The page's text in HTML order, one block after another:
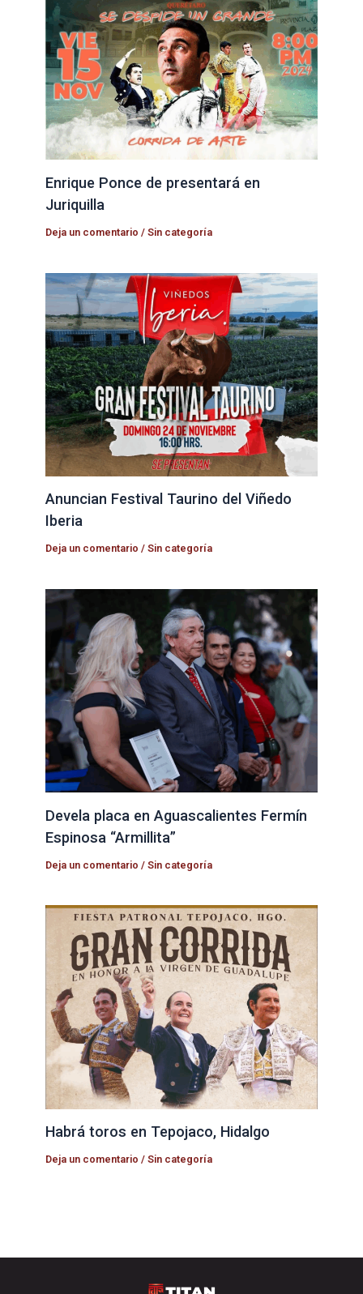
Enrique Ponce de presentará en
Juriquilla
Deja un comentario /Sin categoría
Anuncian Festival Taurino del Viñedo
Iberia
Deja un comentario /Sin categoría
Devela placa en Aguascalientes Fermín
Espinosa “Armillita”
Deja un comentario /Sin categoría
Habrá toros en Tepojaco, Hidalgo
Deja un comentario /Sin categoría